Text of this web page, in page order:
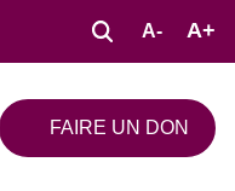
A- A+
FAIRE UN DON